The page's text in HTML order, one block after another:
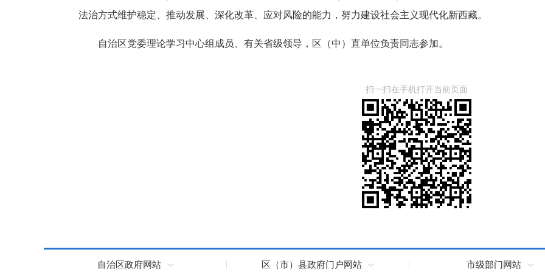
法治方式维护稳定、推动发展、深化改革、应对风险的能力，努力建设社会主义现代化新西藏。
自治区党委理论学习中心组成员、有关省级领导，区（中）直单位负责同志参加。
扫一扫在手机打开当前页面
自治区政府网站 区（市）县政府门户网站 市级部门网站